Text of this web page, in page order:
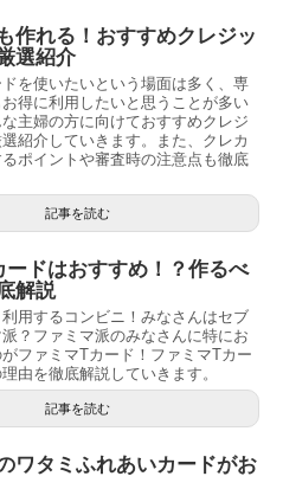
作れる！おすすめクレジッ
選紹介
を使いたいという場面は多く、専
得に利用したいと思うことが多い
主婦の方に向けておすすめクレジ
紹介していきます。また、クレカ
ポイントや審査時の注意点も徹底
記事を読む
ードはおすすめ！？作るべ
解説
用するコンビニ！みなさんはセブ
？ファミマ派のみなさんに特にお
ファミマTカード！ファミマTカー
由を徹底解説していきます。
記事を読む
ワタミふれあいカードがお